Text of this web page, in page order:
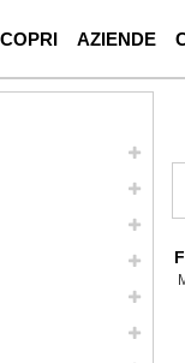
AZIENDE